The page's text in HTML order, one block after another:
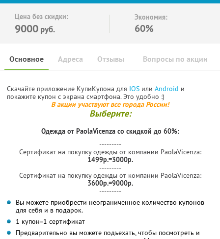
Цена без скидки:
9000 руб.
Экономия:
60%
Основное Отзывы Вопросы по акции
Адреса
Скачайте приложение КупиКупона для IOS или Android и
покажите купон с экрана смартфона. Это удобно :)
В акции участвуют все города России!
Выберите:
Одежда от PaolaVicenza со скидкой до 60%:
---------
Сертификат на покупку одежды от компании PaolaVicenza:
1499р.=3000р.
---------
Сертификат на покупку одежды от компании PaolaVicenza:
3600р.=9000р.
---------
Вы можете приобрести неограниченное количество купонов
для себя и в подарок.
1 купон=1 сертификат
Предварительно вы можете подъехать, чтобы посмотреть и